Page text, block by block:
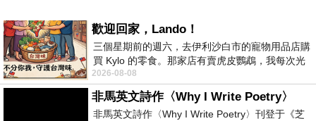
歡迎回家，Lando！
三個星期前的週六，去伊利沙白市的寵物用品店購
買 Kylo 的零食。那家店有賣虎皮鸚鵡，我每次光
顧都會去看一下。他們偶爾會引進 C
2026-08-08
非馬英文詩作〈Why I Write Poetry〉
非馬英文詩作〈Why I Write Poetry〉刊登于《芝